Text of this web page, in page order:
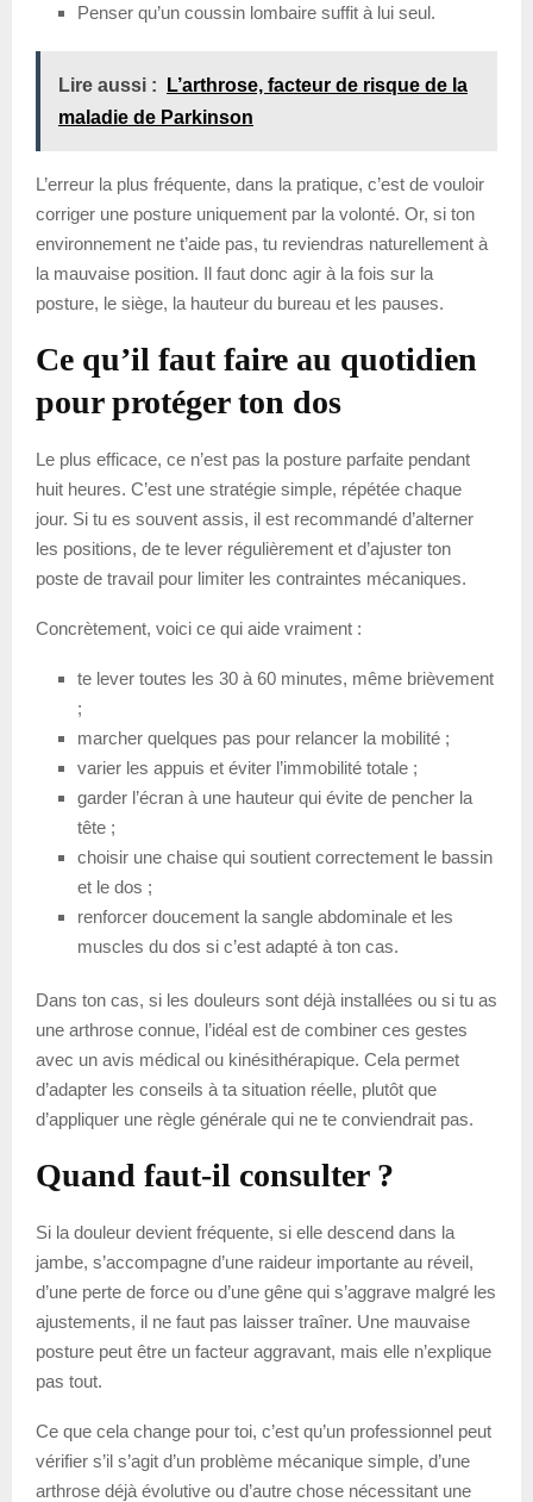
Penser qu’un coussin lombaire suffit à lui seul.
Lire aussi :
L’arthrose, facteur de risque de la
maladie de Parkinson
L’erreur la plus fréquente, dans la pratique, c’est de vouloir
corriger une posture uniquement par la volonté. Or, si ton
environnement ne t’aide pas, tu reviendras naturellement à
la mauvaise position. Il faut donc agir à la fois sur la
posture, le siège, la hauteur du bureau et les pauses.
Ce qu’il faut faire au quotidien
pour protéger ton dos
Le plus efficace, ce n’est pas la posture parfaite pendant
huit heures. C’est une stratégie simple, répétée chaque
jour. Si tu es souvent assis, il est recommandé d’alterner
les positions, de te lever régulièrement et d’ajuster ton
poste de travail pour limiter les contraintes mécaniques.
Concrètement, voici ce qui aide vraiment :
te lever toutes les 30 à 60 minutes, même brièvement
;
marcher quelques pas pour relancer la mobilité ;
varier les appuis et éviter l’immobilité totale ;
garder l’écran à une hauteur qui évite de pencher la
tête ;
choisir une chaise qui soutient correctement le bassin
et le dos ;
renforcer doucement la sangle abdominale et les
muscles du dos si c’est adapté à ton cas.
Dans ton cas, si les douleurs sont déjà installées ou si tu as
une arthrose connue, l’idéal est de combiner ces gestes
avec un avis médical ou kinésithérapique. Cela permet
d’adapter les conseils à ta situation réelle, plutôt que
d’appliquer une règle générale qui ne te conviendrait pas.
Quand faut-il consulter ?
Si la douleur devient fréquente, si elle descend dans la
jambe, s’accompagne d’une raideur importante au réveil,
d’une perte de force ou d’une gêne qui s’aggrave malgré les
ajustements, il ne faut pas laisser traîner. Une mauvaise
posture peut être un facteur aggravant, mais elle n’explique
pas tout.
Ce que cela change pour toi, c’est qu’un professionnel peut
vérifier s’il s’agit d’un problème mécanique simple, d’une
arthrose déjà évolutive ou d’autre chose nécessitant une